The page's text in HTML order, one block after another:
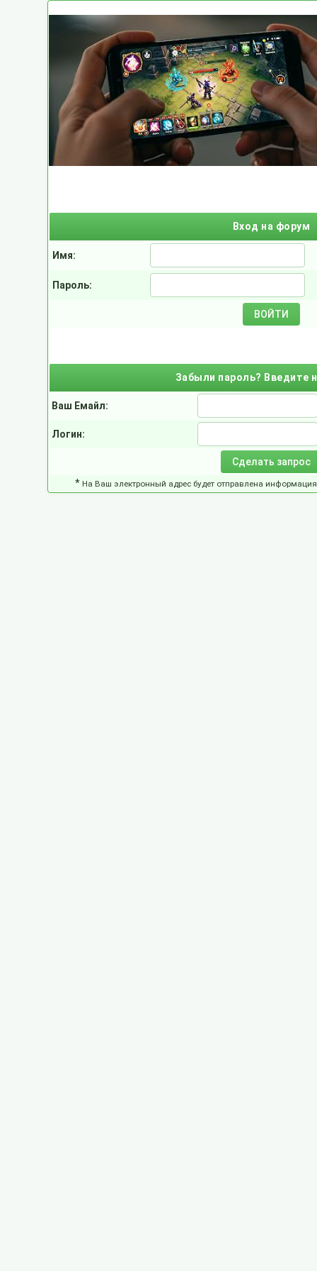
Вход на форум
Имя:
Пароль:
Забыли пароль? Введите
Ваш Емайл:
Логин:
*На Ваш электронный адрес будет отправлена